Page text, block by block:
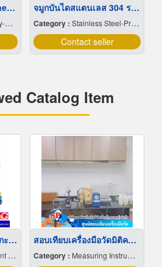
Water supply trucks near me จมูกบันไดสแตนเลส 304 ราคาโรงงาน
Category : Stainless Steel-Products
Contact seller
Catalog Item
โรงงานผลิต แผงตัวซีสังกะสี ราคาถูก สอบเทียบเครื่องมือวัดมิติความยาว
Category : Measuring Instruments-Testing